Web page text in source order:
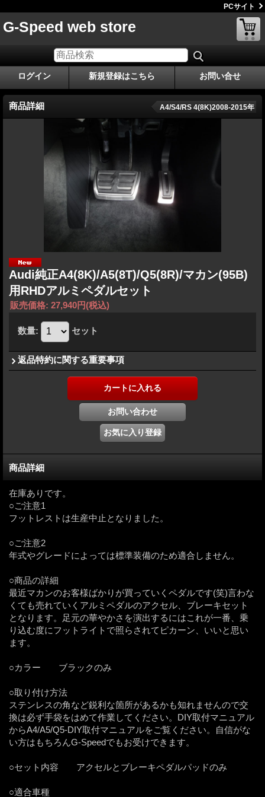
PCサイト
G-Speed web store
ログイン 新規登録はこちら お問い合せ
商品詳細 A4/S4/RS 4(8K)2008-2015年
Audi純正A4(8K)/A5(8T)/Q5(8R)/マカン(95B)
用RHDアルミペダルセット
販売価格: 27,940円(税込)
数量: セット
返品特約に関する重要事項
商品詳細
在庫ありです。
○ご注意1
フットレストは生産中止となりました。
○ご注意2
年式やグレードによっては標準装備のため適合しません。
○商品の詳細
最近マカンのお客様ばかりが買っていくペダルです(笑)言わな
くても売れていくアルミペダルのアクセル、ブレーキセット
となります。足元の華やかさを演出するにはこれが一番、乗
り込む度にフットライトで照らされてピカーン、いいと思い
ます。
○カラー ブラックのみ
○取り付け方法
ステンレスの角など鋭利な箇所があるかも知れませんので交
換は必ず手袋をはめて作業してください。DIY取付マニュアル
からA4/A5/Q5-DIY取付マニュアルをご覧ください。自信がな
い方はもちろんG-Speedでもお受けできます。
○セット内容 アクセルとブレーキペダルパッドのみ
○適合車種